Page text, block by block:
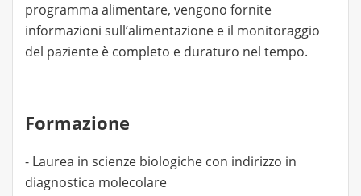
programma alimentare, vengono fornite
informazioni sull’alimentazione e il monitoraggio
del paziente è completo e duraturo nel tempo.
Formazione
- Laurea in scienze biologiche con indirizzo in
diagnostica molecolare